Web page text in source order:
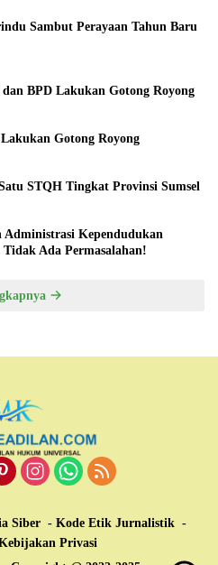
Sambut Perayaan Tahun Baru
dan BPD Lakukan Gotong Royong
Gotong Royong
STQH Tingkat Provinsi Sumsel
Kependudukan
Ada Permasalahan!
Siber
Kode Etik Jurnalistik
Privasi